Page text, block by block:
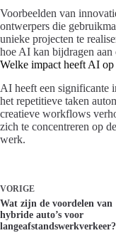
Voorbeelden van
ontwerpers die
unieke projecten te
hoe AI kan bijdragen aan
Welke impact heeft AI op
AI heeft een significante
het repetitieve taken
creatieve workflows
zich te concentreren op
werk.
VORIGE
Wat zijn de voordelen van
hybride auto’s voor
langeafstandswerkverkeer?